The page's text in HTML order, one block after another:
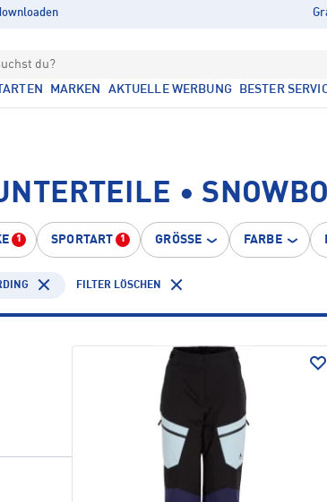
du?
MARKEN AKTUELLE WERBUNG BESTER
•
1 SPORTART 1 GRÖSSE FARBE
FILTER LÖSCHEN